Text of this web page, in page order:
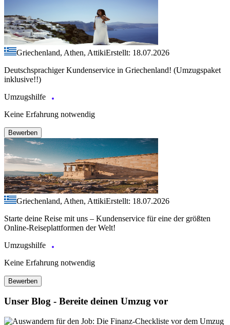
Griechenland, Athen, AttikiErstellt: 18.07.2026
Deutschsprachiger Kundenservice in Griechenland! (Umzugspaket
inklusive!!)
Umzugshilfe
Keine Erfahrung notwendig
Bewerben
Griechenland, Athen, AttikiErstellt: 18.07.2026
Starte deine Reise mit uns – Kundenservice für eine der größten
Online-Reiseplattformen der Welt!
Umzugshilfe
Keine Erfahrung notwendig
Bewerben
Unser Blog - Bereite deinen Umzug vor